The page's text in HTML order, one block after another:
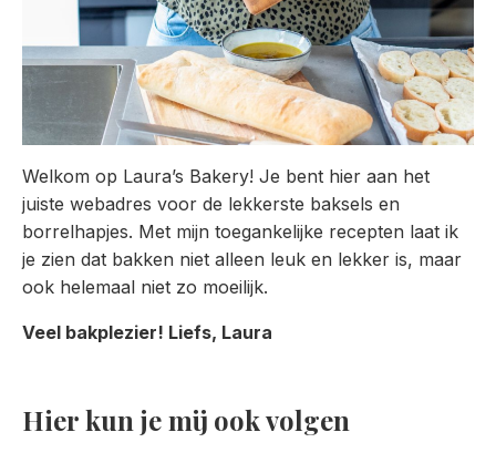
Welkom op Laura’s Bakery! Je bent hier aan het
juiste webadres voor de lekkerste baksels en
borrelhapjes. Met mijn toegankelijke recepten laat ik
je zien dat bakken niet alleen leuk en lekker is, maar
ook helemaal niet zo moeilijk.
Veel bakplezier! Liefs, Laura
Hier kun je mij ook volgen